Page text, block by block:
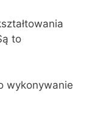
to
wykonywanie